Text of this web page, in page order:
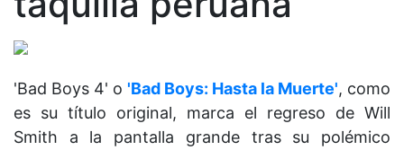
'Bad Boys 4' o 'Bad Boys: Hasta la Muerte', como
es su título original, marca el regreso de Will
Smith a la pantalla grande tras su polémico